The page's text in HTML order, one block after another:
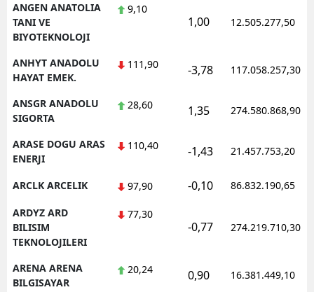
ANGEN ANATOLIA
TANI VE
BIYOTEKNOLOJI
9,10
1,00 12.505.277,50
ANHYT ANADOLU
HAYAT EMEK.
111,90 -3,78 117.058.257,30
ANSGR ANADOLU
SIGORTA
28,60 1,35 274.580.868,90
ARASE DOGU ARAS
ENERJI
110,40 -1,43 21.457.753,20
ARCLK ARCELIK 97,90 -0,10 86.832.190,65
ARDYZ ARD
BILISIM
TEKNOLOJILERI
77,30
-0,77 274.219.710,30
ARENA ARENA
BILGISAYAR
20,24 0,90 16.381.449,10